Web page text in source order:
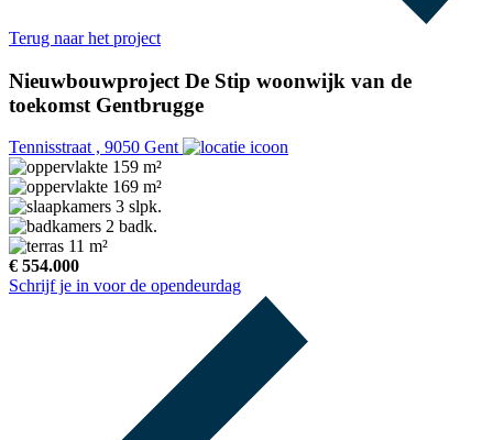
Terug naar het project
Nieuwbouwproject De Stip woonwijk van de
toekomst Gentbrugge
Tennisstraat , 9050 Gent
159 m²
169 m²
3 slpk.
2 badk.
11 m²
€ 554.000
Schrijf je in voor de opendeurdag